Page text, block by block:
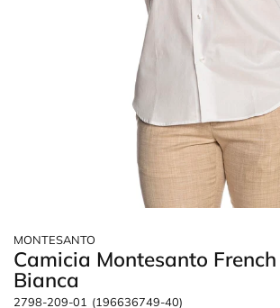
MONTESANTO
Camicia Montesanto
Bianca
2798-209-01 (196636749-40)